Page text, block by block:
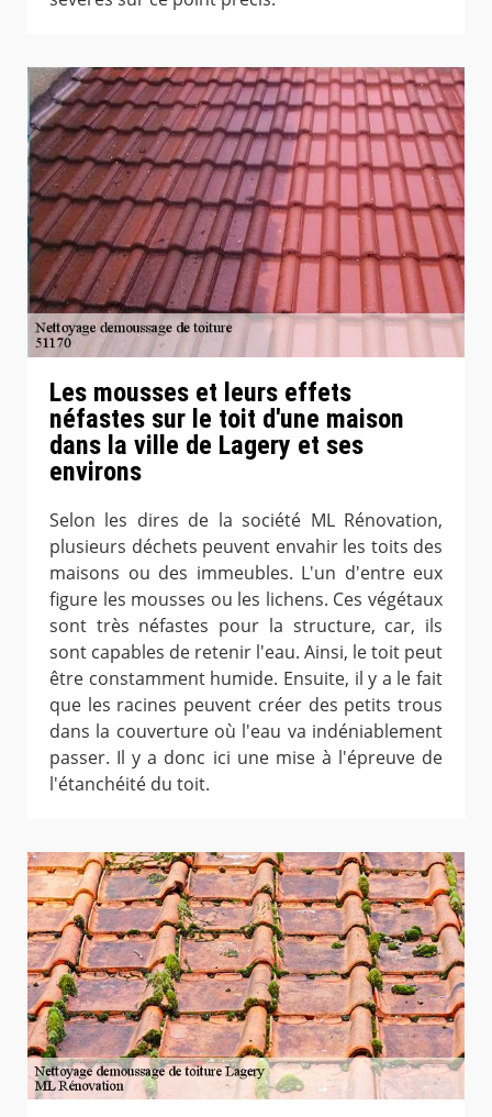
Les mousses et leurs effets
néfastes sur le toit d'une maison
dans la ville de Lagery et ses
environs
Selon les dires de la société ML Rénovation,
plusieurs déchets peuvent envahir les toits des
maisons ou des immeubles. L'un d'entre eux
figure les mousses ou les lichens. Ces végétaux
sont très néfastes pour la structure, car, ils
sont capables de retenir l'eau. Ainsi, le toit peut
être constamment humide. Ensuite, il y a le fait
que les racines peuvent créer des petits trous
dans la couverture où l'eau va indéniablement
passer. Il y a donc ici une mise à l'épreuve de
l'étanchéité du toit.